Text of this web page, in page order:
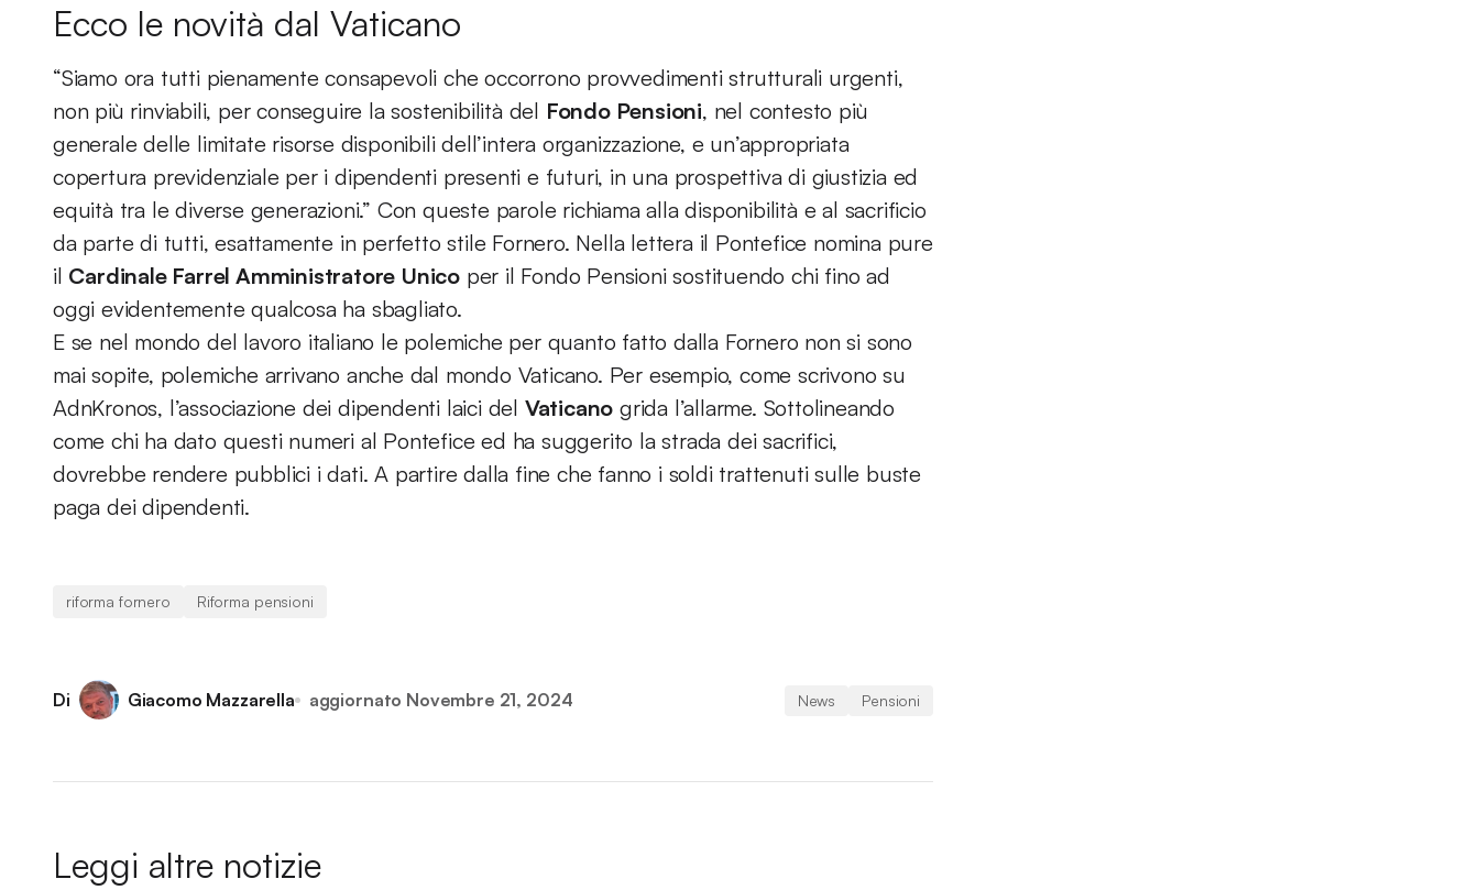
Ecco le novità dal Vaticano
“Siamo ora tutti pienamente consapevoli che occorrono provvedimenti strutturali urgenti,
non più rinviabili, per conseguire la sostenibilità del Fondo Pensioni, nel contesto più
generale delle limitate risorse disponibili dell’intera organizzazione, e un’appropriata
copertura previdenziale per i dipendenti presenti e futuri, in una prospettiva di giustizia ed
equità tra le diverse generazioni.” Con queste parole richiama alla disponibilità e al sacrificio
da parte di tutti, esattamente in perfetto stile Fornero. Nella lettera il Pontefice nomina pure
il Cardinale Farrel Amministratore Unico per il Fondo Pensioni sostituendo chi fino ad
oggi evidentemente qualcosa ha sbagliato.
E se nel mondo del lavoro italiano le polemiche per quanto fatto dalla Fornero non si sono
mai sopite, polemiche arrivano anche dal mondo Vaticano. Per esempio, come scrivono su
AdnKronos, l’associazione dei dipendenti laici del Vaticano grida l’allarme. Sottolineando
come chi ha dato questi numeri al Pontefice ed ha suggerito la strada dei sacrifici,
dovrebbe rendere pubblici i dati. A partire dalla fine che fanno i soldi trattenuti sulle buste
paga dei dipendenti.
riforma fornero Riforma pensioni
Di Giacomo Mazzarella aggiornato Novembre 21, 2024 News Pensioni
Leggi altre notizie